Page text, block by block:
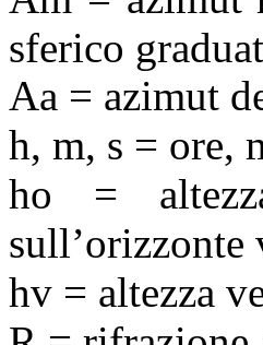
sferico
Aa = azimut
h, m, s = ore,
ho =
sull’orizzonte
hv = altezza